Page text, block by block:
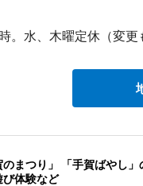
。水、木曜定休（変
まつり」 「手賀ばやし」
体験など